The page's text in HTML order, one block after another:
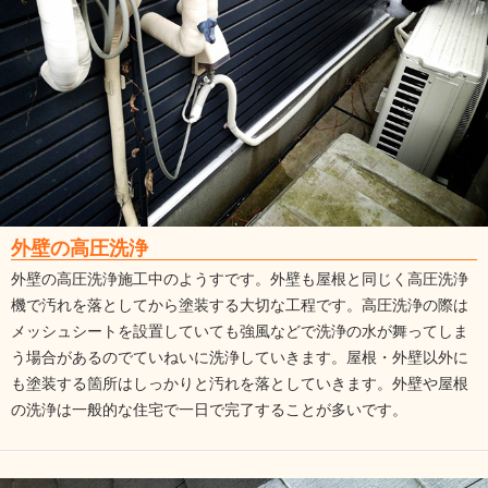
外壁の高圧洗浄
外壁の高圧洗浄施工中のようすです。外壁も屋根と同じく高圧洗浄
機で汚れを落としてから塗装する大切な工程です。高圧洗浄の際は
メッシュシートを設置していても強風などで洗浄の水が舞ってしま
う場合があるのでていねいに洗浄していきます。屋根・外壁以外に
も塗装する箇所はしっかりと汚れを落としていきます。外壁や屋根
の洗浄は一般的な住宅で一日で完了することが多いです。